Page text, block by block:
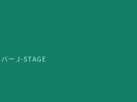
ーJ-STAGE